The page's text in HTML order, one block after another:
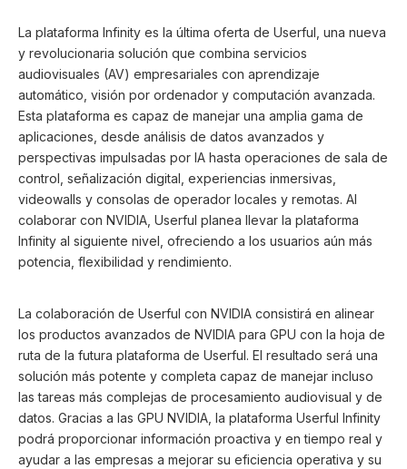
La plataforma Infinity es la última oferta de Userful, una nueva
y revolucionaria solución que combina servicios
audiovisuales (AV) empresariales con aprendizaje
automático, visión por ordenador y computación avanzada.
Esta plataforma es capaz de manejar una amplia gama de
aplicaciones, desde análisis de datos avanzados y
perspectivas impulsadas por IA hasta operaciones de sala de
control, señalización digital, experiencias inmersivas,
videowalls y consolas de operador locales y remotas. Al
colaborar con NVIDIA, Userful planea llevar la plataforma
Infinity al siguiente nivel, ofreciendo a los usuarios aún más
potencia, flexibilidad y rendimiento.
La colaboración de Userful con NVIDIA consistirá en alinear
los productos avanzados de NVIDIA para GPU con la hoja de
ruta de la futura plataforma de Userful. El resultado será una
solución más potente y completa capaz de manejar incluso
las tareas más complejas de procesamiento audiovisual y de
datos. Gracias a las GPU NVIDIA, la plataforma Userful Infinity
podrá proporcionar información proactiva y en tiempo real y
ayudar a las empresas a mejorar su eficiencia operativa y su